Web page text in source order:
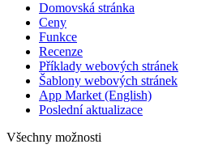
Domovská stránka
Ceny
Funkce
Recenze
Příklady webových stránek
Šablony webových stránek
App Market (English)
Poslední aktualizace
Všechny možnosti